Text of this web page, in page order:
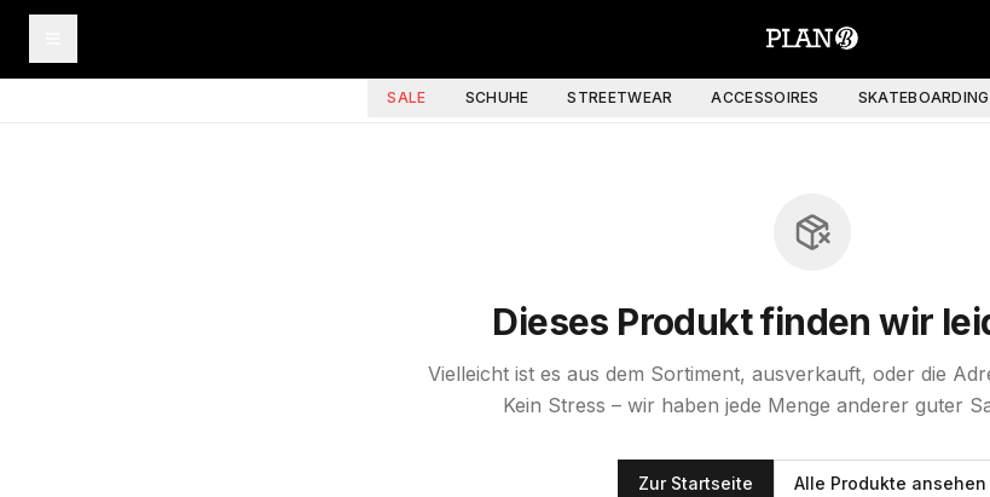
SALE SCHUHE STREETWEAR ACCESSOIRES SKATEBOARDING
Dieses Produkt finden wir
Vielleicht ist es aus dem Sortiment, ausverkauft, oder die
Kein Stress – wir haben jede Menge anderer guter
Zur Startseite Alle Produkte ansehen